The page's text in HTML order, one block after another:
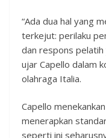
“Ada dua hal yang
terkejut: perilaku
dan respons pelatih
ujar Capello dalam
olahraga Italia.
Capello
menerapkan
seperti ini